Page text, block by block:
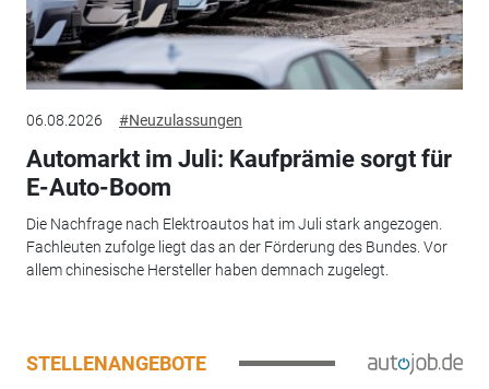
06.08.2026 #Neuzulassungen
Automarkt im Juli: Kaufprämie sorgt für
E-Auto-Boom
Die Nachfrage nach Elektroautos hat im Juli stark angezogen.
Fachleuten zufolge liegt das an der Förderung des Bundes. Vor
allem chinesische Hersteller haben demnach zugelegt.
STELLENANGEBOTE